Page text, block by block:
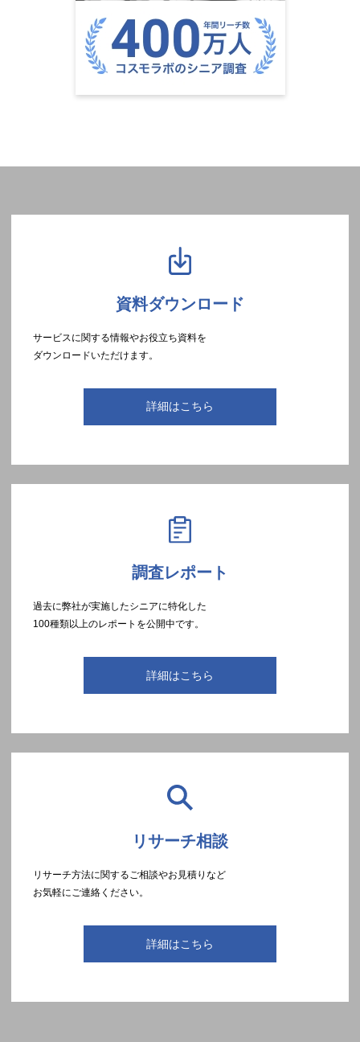
資料ダウンロード
サービスに関する情報やお役立ち資料を
ダウンロードいただけます。
詳細はこちら
調査レポート
過去に弊社が実施したシニアに特化した
100種類以上のレポートを公開中です。
詳細はこちら
リサーチ相談
リサーチ方法に関するご相談やお見積りなど
お気軽にご連絡ください。
詳細はこちら